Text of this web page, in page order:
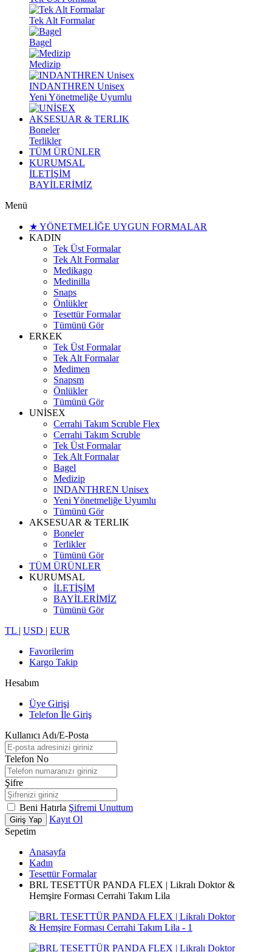
Tek Alt Formalar
Bagel
Medizip
INDANTHREN Unisex
Yeni Yönetmeliğe Uyumlu
AKSESUAR & TERLIK
Boneler
Terlikler
TÜM ÜRÜNLER
KURUMSAL
İLETİŞİM
BAYİLERİMİZ
Menü
★ YÖNETMELİĞE UYGUN FORMALAR
KADIN
Tek Üst Formalar
Tek Alt Formalar
Medikago
Medinilla
Snaps
Önlükler
Tesettür Formalar
Tümünü Gör
ERKEK
Tek Üst Formalar
Tek Alt Formalar
Medimen
Snapsm
Önlükler
Tümünü Gör
UNİSEX
Cerrahi Takım Scruble Flex
Cerrahi Takım Scruble
Tek Üst Formalar
Tek Alt Formalar
Bagel
Medizip
INDANTHREN Unisex
Yeni Yönetmeliğe Uyumlu
Tümünü Gör
AKSESUAR & TERLIK
Boneler
Terlikler
Tümünü Gör
TÜM ÜRÜNLER
KURUMSAL
İLETİŞİM
BAYİLERİMİZ
Tümünü Gör
TL | USD | EUR
Favorilerim
Kargo Takip
Hesabım
Üye Girişi
Telefon İle Giriş
Kullanıcı Adı/E-Posta
Telefon No
Şifre
Beni Hatırla Şifremi Unuttum
Giriş Yap
Kayıt Ol
Sepetim
Anasayfa
Kadın
Tesettür Formalar
BRL TESETTÜR PANDA FLEX | Likralı Doktor &
Hemşire Forması Cerrahi Takım Lila